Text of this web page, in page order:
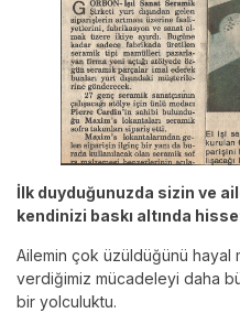
İlk duyduğunuzda sizin ve
kendinizi baskı altında
Ailemin çok üzüldüğünü hayal
verdiğimiz mücadeleyi daha
bir yolculuktu.